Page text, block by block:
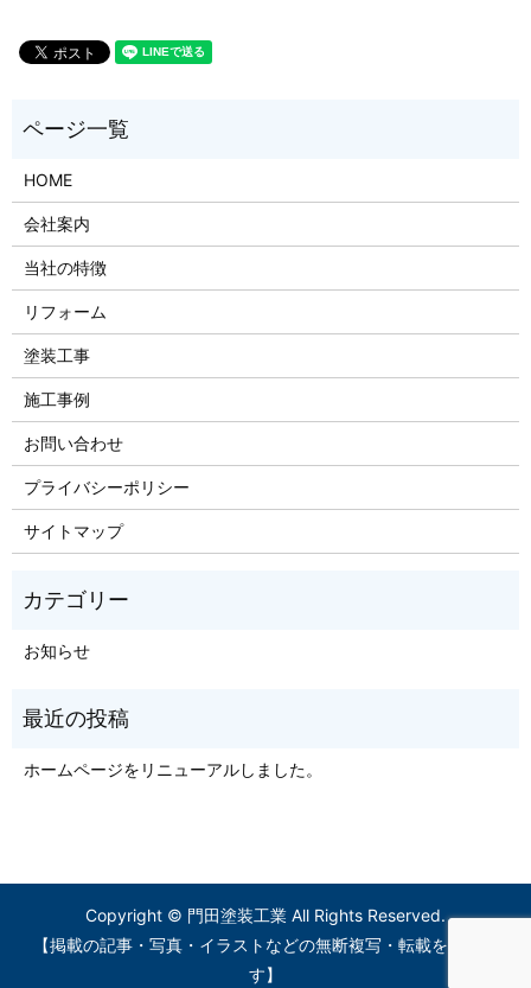
HOME
会社案内
当社の特徴
リフォーム
塗装工事
施工事例
お問い合わせ
プライバシーポリシー
サイトマップ
お知らせ
ホームページをリニューアルしました。
Copyright © 門田塗装工業 All Rights Reserved.
【掲載の記事・写真・イラストなどの無断複写・転載を禁じま
す】